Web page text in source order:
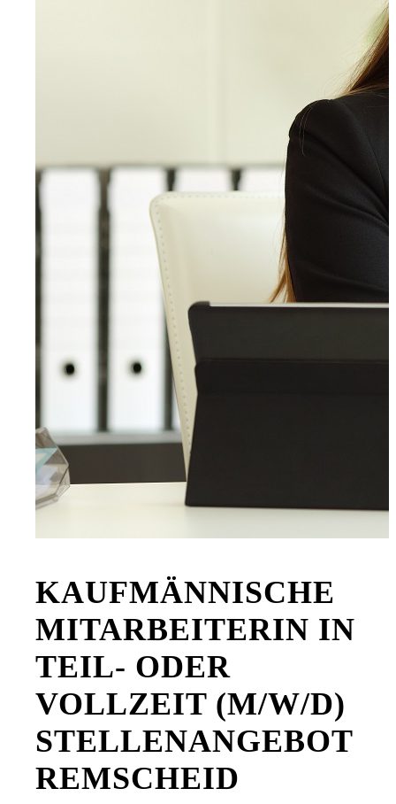
KAUFMÄNNISCHE
MITARBEITERIN IN
TEIL- ODER
VOLLZEIT (M/W/D)
STELLENANGEBOT
REMSCHEID